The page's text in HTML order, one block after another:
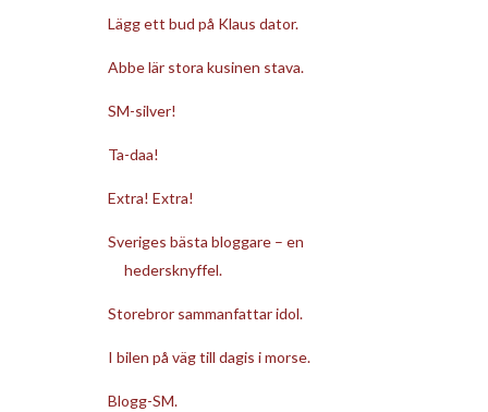
Lägg ett bud på Klaus dator.
Abbe lär stora kusinen stava.
SM-silver!
Ta-daa!
Extra! Extra!
Sveriges bästa bloggare – en
hedersknyffel.
Storebror sammanfattar idol.
I bilen på väg till dagis i morse.
Blogg-SM.